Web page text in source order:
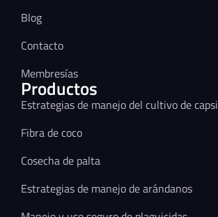
Blog
Contacto
Membresías
Productos
Estrategias de manejo del cultivo de
Fibra de coco
Cosecha de palta
Estrategias de manejo de arándanos